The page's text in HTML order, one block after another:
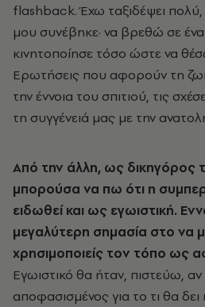
flashback. Έχω ταξιδέψει
μου συνέβηκε· να βρεθώ σε
κινητοποίησε τόσο ώστε να
Ερωτήσεις που αφορούν τη
την έννοια του σπιτιού, τις
τη συγγένειά μας με την
Από την άλλη, ως δικηγόρος
μπορούσα να πω ότι η
ειδωθεί και ως εγωιστική.
μεγαλύτερη σημασία στο να
χρησιμοποιείς τον τόπο ως
Εγωιστικό θα ήταν, πιστεύω, αν
αποφασισμένος για το τι θα